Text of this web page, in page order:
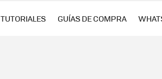
TUTORIALES GUÍAS DE COMPRA